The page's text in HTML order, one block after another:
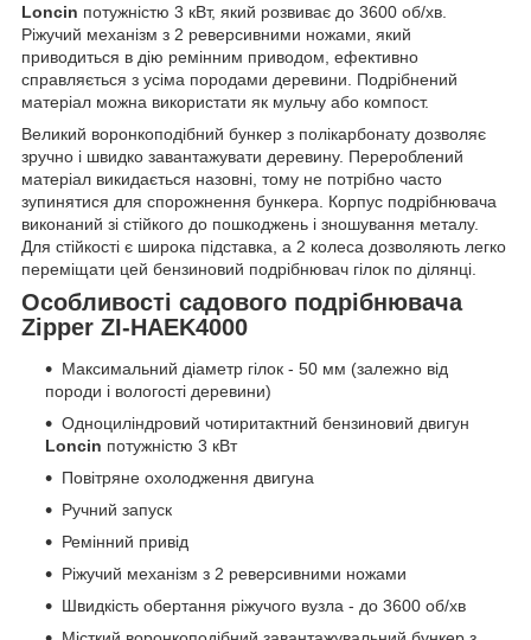
Loncin потужністю 3 кВт, який розвиває до 3600 об/хв.
Ріжучий механізм з 2 реверсивними ножами, який
приводиться в дію ремінним приводом, ефективно
справляється з усіма породами деревини. Подрібнений
матеріал можна використати як мульчу або компост.
Великий воронкоподібний бункер з полікарбонату дозволяє
зручно і швидко завантажувати деревину. Перероблений
матеріал викидається назовні, тому не потрібно часто
зупинятися для спорожнення бункера. Корпус подрібнювача
виконаний зі стійкого до пошкоджень і зношування металу.
Для стійкості є широка підставка, а 2 колеса дозволяють легко
переміщати цей бензиновий подрібнювач гілок по ділянці.
Особливості садового подрібнювача
Zipper ZI-HAEK4000
Максимальний діаметр гілок - 50 мм (залежно від
породи і вологості деревини)
Одноциліндровий чотиритактний бензиновий двигун
Loncin потужністю 3 кВт
Повітряне охолодження двигуна
Ручний запуск
Ремінний привід
Ріжучий механізм з 2 реверсивними ножами
Швидкість обертання ріжучого вузла - до 3600 об/хв